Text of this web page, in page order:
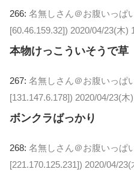
266: 名無しさん＠お腹いっぱ
[60.46.159.32]) 2020/04/23(木)
本物けっこういそうで草
267: 名無しさん＠お腹いっぱ
[131.147.6.178]) 2020/04/23(木
ボンクラばっかり
268: 名無しさん＠お腹いっぱ
[221.170.125.231]) 2020/04/